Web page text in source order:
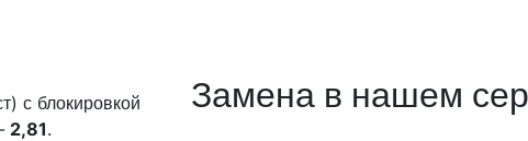
с блокировкой
2,81.
Замена в нашем